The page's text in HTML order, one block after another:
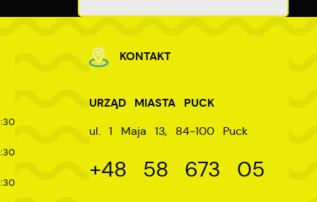
KONTAKT
URZĄD MIASTA PUCK
ul. 1 Maja 13, 84-100 Puck
+48 58 673 05